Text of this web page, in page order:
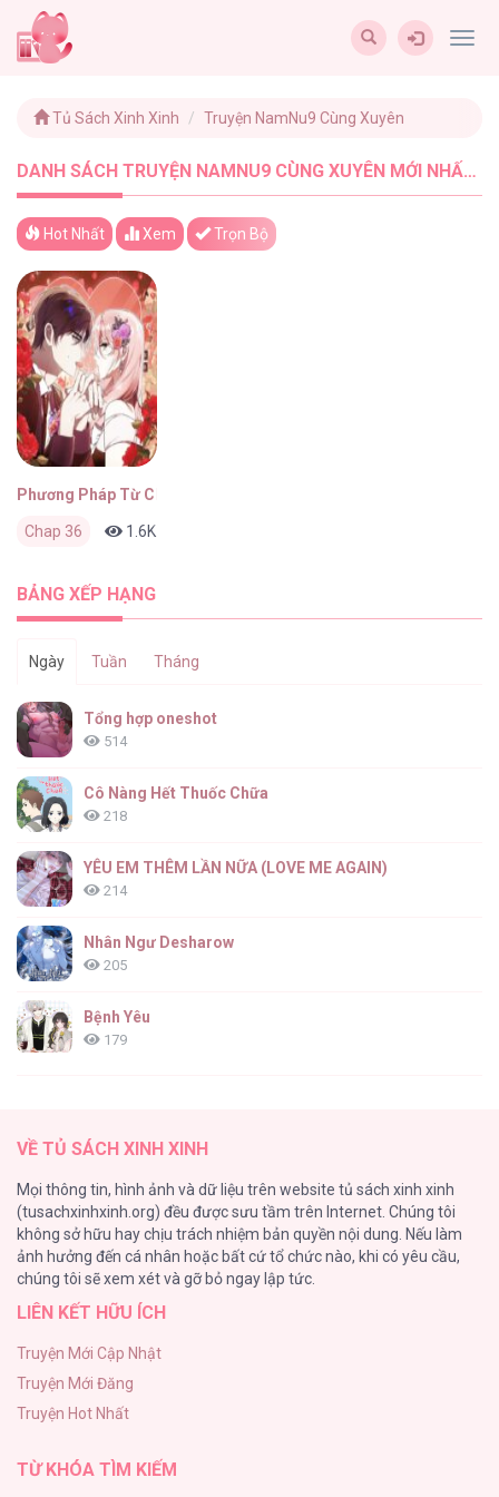
Tủ Sách Xinh Xinh Truyện NamNu9 Cùng Xuyên
DANH SÁCH TRUYỆN NAMNU9 CÙNG XUYÊN MỚI NHẤT - TUSACHXINHXINH (1)
Hot Nhất Xem Trọn Bộ
Phương Pháp Từ Chối Sự Ám Ảnh Của Chồng Cũ
Chap 36 1.6K
BẢNG XẾP HẠNG
Ngày Tuần Tháng
Tổng hợp oneshot
514
Cô Nàng Hết Thuốc Chữa
218
YÊU EM THÊM LẦN NỮA (LOVE ME AGAIN)
214
Nhân Ngư Desharow
205
Bệnh Yêu
179
135
Đứa Nhỏ Không Phải Là Con Anh
124
Vương Miện Lục Bảo
Mùa Xuân Hoa Nở
103
VỀ TỦ SÁCH XINH XINH
Mọi thông tin, hình ảnh và dữ liệu trên website tủ sách xinh xinh
(tusachxinhxinh.org) đều được sưu tầm trên Internet. Chúng tôi
không sở hữu hay chịu trách nhiệm bản quyền nội dung. Nếu làm
ảnh hưởng đến cá nhân hoặc bất cứ tổ chức nào, khi có yêu cầu,
chúng tôi sẽ xem xét và gỡ bỏ ngay lập tức.
LIÊN KẾT HỮU ÍCH
Truyện Mới Cập Nhật
Truyện Mới Đăng
Truyện Hot Nhất
TỪ KHÓA TÌM KIẾM